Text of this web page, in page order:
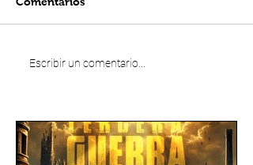
Escribir un comentario...